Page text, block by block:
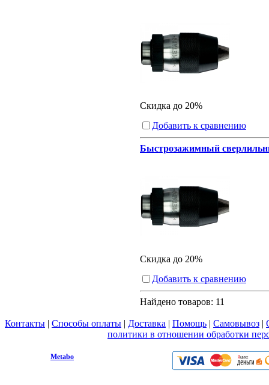
Скидка до 20%
Добавить к сравнению
Быстрозажимный
Скидка до 20%
Добавить к сравнению
Найдено товаров: 11
Контакты | Способы оплаты | Доставка | Помощь | Самовывоз |
политики в отношении обработки
Metabo